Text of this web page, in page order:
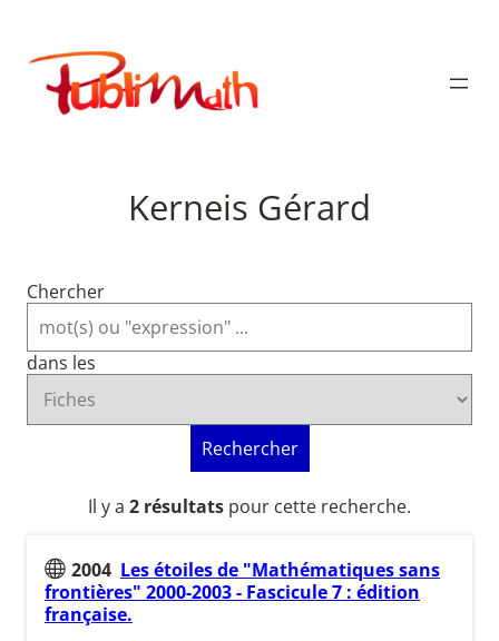
contenu
Publimath
Kerneis Gérard
Chercher
dans les
Rechercher
Il y a 2 résultats pour cette recherche.
2004 Les étoiles de "Mathématiques sans
frontières" 2000-2003 - Fascicule 7 : édition
française.